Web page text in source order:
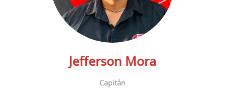
Jefferson Mora
Capitán